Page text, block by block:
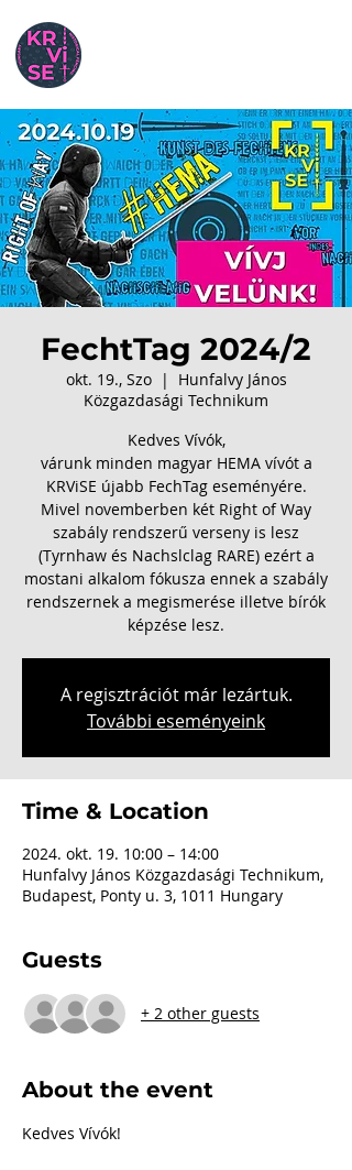
FechtTag 2024/2
okt. 19., Szo
  |
Hunfalvy János
Közgazdasági Technikum
Kedves Vívók,
várunk minden magyar HEMA vívót a
KRViSE újabb FechTag eseményére.
Mivel novemberben két Right of Way
szabály rendszerű verseny is lesz
(Tyrnhaw és Nachslclag RARE) ezért a
mostani alkalom fókusza ennek a szabály
rendszernek a megismerése illetve bírók
képzése lesz.
A regisztrációt már lezártuk.
További eseményeink
Time & Location
2024. okt. 19. 10:00 – 14:00
Hunfalvy János Közgazdasági Technikum,
Budapest, Ponty u. 3, 1011 Hungary
Guests
+ 2 other guests
About the event
Kedves Vívók!